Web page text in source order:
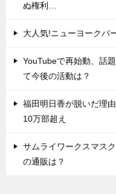
ぬ権利…
大人気!ニューヨークパ
YouTubeで再始動、話
て今後の活動は？
福田明日香が脱いだ理
10万部超え
サムライワークスマス
の通販は？